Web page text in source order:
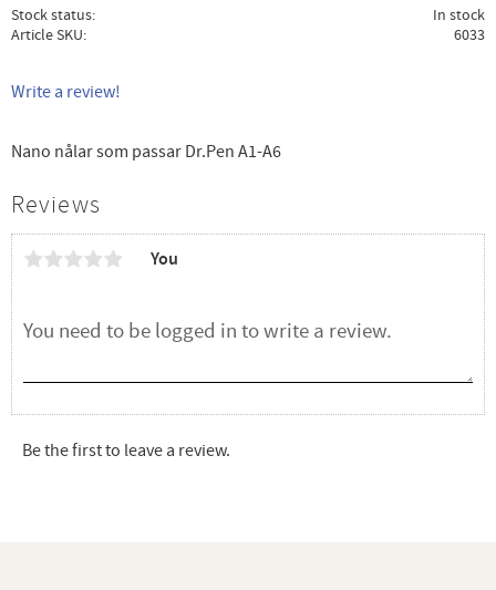
Stock status
In stock
Article SKU
6033
Write a review!
Nano nålar som passar Dr.Pen A1-A6
Reviews
You
Be the first to leave a review.